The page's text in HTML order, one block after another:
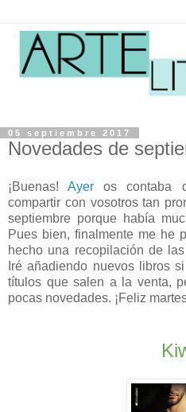
05 septiembre 2017
Novedades de
¡Buenas!Ayer os contaba
compartir con vosotros tan
septiembre porque había
Pues bien, finalmente me he
hecho una recopilación de
Iré añadiendo nuevos libros
títulos que salen a la venta,
pocas novedades. ¡Feliz